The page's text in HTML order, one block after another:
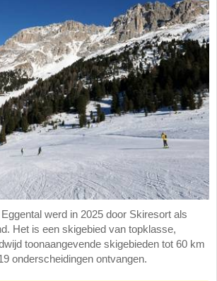
werd in 2025 door Skiresort als
Het is een skigebied van topklasse,
toonaangevende skigebieden tot 60 km
onderscheidingen ontvangen.